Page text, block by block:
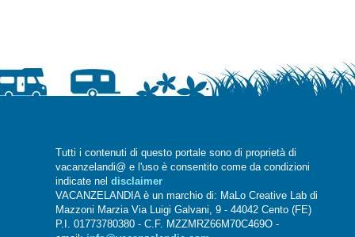
Tutti i contenuti di questo portale sono di proprietà di
vacanzelandi@ e l'uso è consentito come da condizioni
indicate nel disclaimer
VACANZELANDIA è un marchio di: MaLo Creative Lab di
Mazzoni Marzia Via Luigi Galvani, 9 - 44042 Cento (FE)
P.I. 01773780380 - C.F. MZZMRZ66M70C469O -